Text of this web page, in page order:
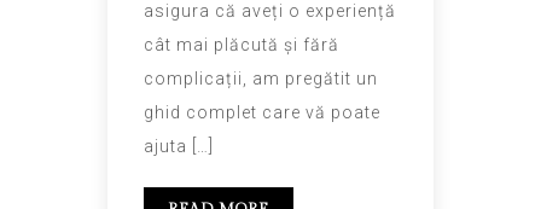
asigura că aveți o experiență
cât mai plăcută și fără
complicații, am pregătit un
ghid complet care vă poate
ajuta […]